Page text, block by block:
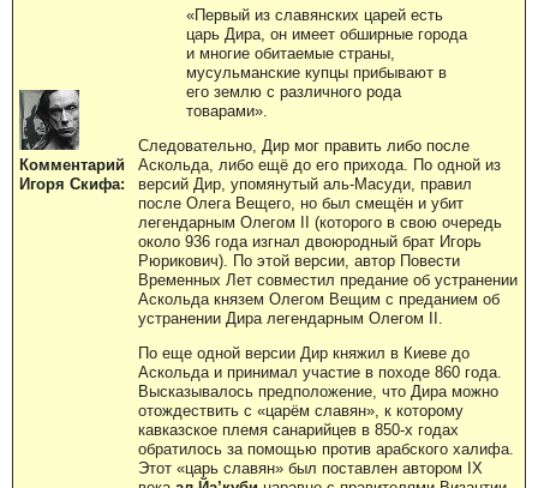
Комментарий
Игоря Скифа:
«Первый из славянских царей есть
царь Дира, он имеет обширные города
и многие обитаемые страны,
мусульманские купцы прибывают в
его землю с различного рода
товарами».
Следовательно, Дир мог править либо после
Аскольда, либо ещё до его прихода. По одной из
версий Дир, упомянутый аль-Масуди, правил
после Олега Вещего, но был смещён и убит
легендарным Олегом II (которого в свою очередь
около 936 года изгнал двоюродный брат Игорь
Рюрикович). По этой версии, автор Повести
Временных Лет совместил предание об устранении
Аскольда князем Олегом Вещим с преданием об
устранении Дира легендарным Олегом II.
По еще одной версии Дир княжил в Киеве до
Аскольда и принимал участие в походе 860 года.
Высказывалось предположение, что Дира можно
отождествить с «царём славян», к которому
кавказское племя санарийцев в 850-х годах
обратилось за помощью против арабского халифа.
Этот «царь славян» был поставлен автором IX